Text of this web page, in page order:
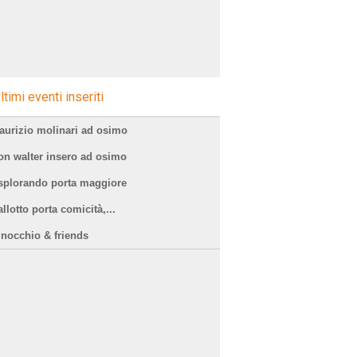
eventi inseriti
molinari ad osimo
walter insero ad osimo
porta maggiore
porta comicità,...
& friends